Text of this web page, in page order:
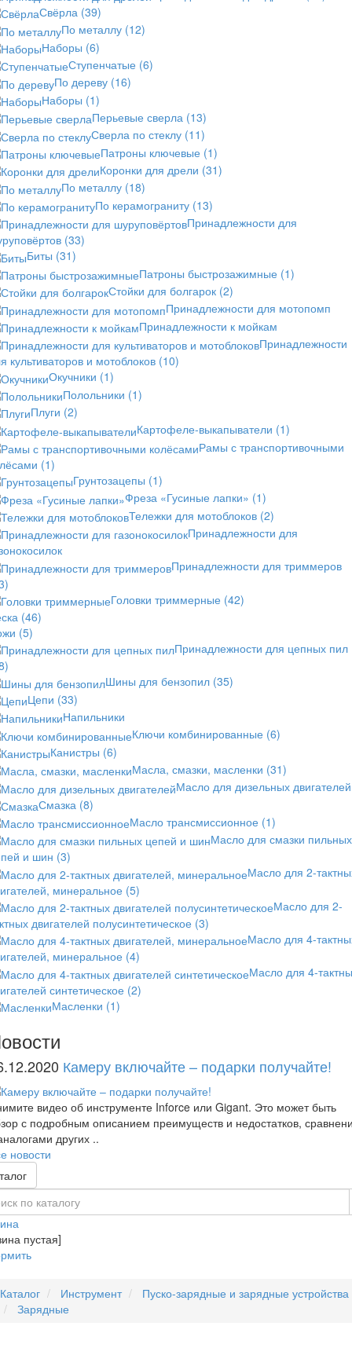
Свёрла (39)
По металлу (12)
Наборы (6)
Ступенчатые (6)
По дереву (16)
Наборы (1)
Перьевые сверла (13)
Сверла по стеклу (11)
Патроны ключевые (1)
Коронки для дрели (31)
По металлу (18)
По керамограниту (13)
Принадлежности для
(33)
Биты (31)
Патроны быстрозажимные (1)
Стойки для болгарок (2)
Принадлежности для мотопомп
Принадлежности к мойкам
Принадлежности
культиваторов и мотоблоков (10)
Окучники (1)
Полольники (1)
Плуги (2)
Картофеле-выкапыватели (1)
Рамы с транспортивочными
(1)
Грунтозацепы (1)
Фреза «Гусиные лапки» (1)
Тележки для мотоблоков (2)
Принадлежности для
Принадлежности для триммеров
Головки триммерные (42)
(46)
(5)
Принадлежности для цепных пил
Шины для бензопил (35)
Цепи (33)
Напильники
Ключи комбинированные (6)
Канистры (6)
Масла, смазки, масленки (31)
Масло для дизельных двигателей
Смазка (8)
Масло трансмиссионное (1)
Масло для смазки пильных
и шин (3)
Масло для 2-
минеральное (5)
Масло для 2-
двигателей полусинтетическое (3)
Масло для 4-
минеральное (4)
Масло для 4-
синтетическое (2)
Масленки (1)
Камеру включайте – подарки получайте!
видео об инструменте Inforce или Gigant. Это может быть
с подробным описанием преимуществ и недостатков,
других ..
новости
пустая]
Каталог Инструмент
Пуско-зарядные и зарядные устройства
Зарядные